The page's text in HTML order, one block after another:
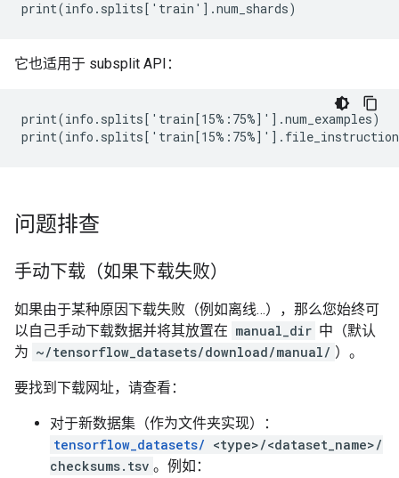
它也适用于 subsplit API：
print(info.splits['train[15%:75%]'].num_examples)
问题排查
手动下载（如果下载失败）
如果由于某种原因下载失败（例如离线…），那么您始终可
以自己手动下载数据并将其放置在 manual_dir 中（默认
为 ~/tensorflow_datasets/download/manual/ ）。
要找到下载网址，请查看：
对于新数据集（作为文件夹实现）：
tensorflow_datasets/ <type>/<dataset_name>/
checksums.tsv 。例如：